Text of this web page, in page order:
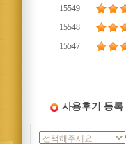
15549
15548
15547
사용후기 등록